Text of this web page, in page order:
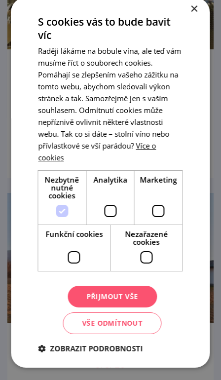
Do Blatnice k vinařovi
29. 5. — 20. 9. '26
O víkendu v Blatnici vždy někde ve sklepě
otevřeno!
prohlédnout
×
S cookies vás to bude bavit
víc
Raději lákáme na bobule vína, ale teď vám
musíme říct o souborech cookies.
Pomáhají se zlepšením vašeho zážitku na
tomto webu, abychom sledovali výkon
stránek a tak. Samozřejmě jen s vaším
souhlasem. Odmítnutí cookies může
nepříznivě ovlivnit některé vlastnosti
webu. Tak co si dáte – stolní víno nebo
přívlastkové se vší parádou?Více o
cookies
Nezbytně
nutné
cookies
Analytika Marketing
Funkční cookies
Nezařazené
cookies
PŘIJMOUT VŠE
VŠE ODMÍTNOUT
ZOBRAZIT PODROBNOSTI